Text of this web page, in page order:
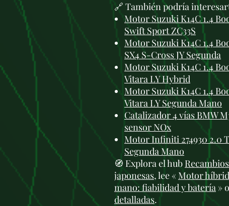
🔗 También podría
Motor Suzuki K14C 1.4
Swift Sport ZC33S
Motor Suzuki K14C 1.4
SX4 S-Cross JY Segunda
Motor Suzuki K14C 1.4
Vitara LY Hybrid
Motor Suzuki K14C 1.4
Vitara LY Segunda Mano
Catalizador 4 vías BMW
sensor NOx
Motor Infiniti 274930 2.0
Segunda Mano
🧭 Explora el hub
japonesas, lee « Motor
mano: fiabilidad y batería »
detalladas.